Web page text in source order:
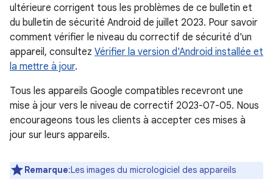
ultérieure corrigent tous les problèmes de ce bulletin et
du bulletin de sécurité Android de juillet 2023. Pour savoir
comment vérifier le niveau du correctif de sécurité d'un
appareil, consultez Vérifier la version d'Android installée et
la mettre à jour.
Tous les appareils Google compatibles recevront une
mise à jour vers le niveau de correctif 2023-07-05. Nous
encourageons tous les clients à accepter ces mises à
jour sur leurs appareils.
Remarque:Les images du micrologiciel des appareils